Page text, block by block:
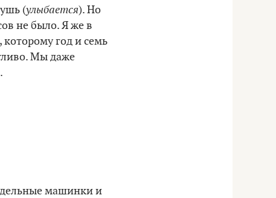
(улыбается). Но
не было. Я же в
год и семь
Мы даже
машинки и